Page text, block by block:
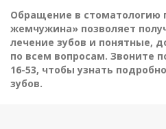
Обращение в стоматологию
жемчужина» позволяет
лечение зубов и понятные,
по всем вопросам. Звоните
16-53, чтобы узнать
зубов.